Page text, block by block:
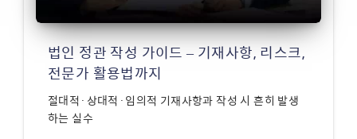
법인 정관 작성 가이드 – 기재사항, 리스크,
전문가 활용법까지
절대적·상대적·임의적 기재사항과 작성 시 흔히 발생
하는 실수